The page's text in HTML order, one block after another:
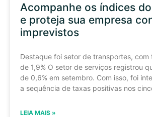
Acompanhe os índices
e proteja sua empresa
imprevistos
Destaque foi setor de transportes, com
de 1,9% O setor de serviços registrou
de 0,6% em setembro. Com isso, foi
a sequência de taxas positivas nos
LEIA MAIS »